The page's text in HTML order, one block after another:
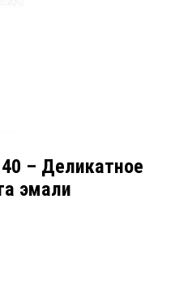
– Деликатное
эмали